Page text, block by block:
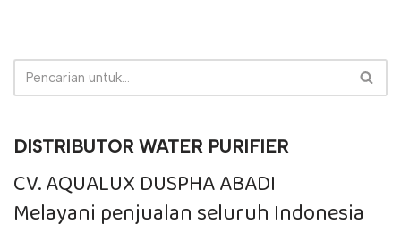
DISTRIBUTOR WATER PURIFIER
CV. AQUALUX DUSPHA ABADI
Melayani penjualan seluruh Indonesia